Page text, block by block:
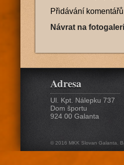
Přidávání
Návrat na
Adresa
Ul. Kpt. Nálepku 737
Dom športu
924 00 Galanta
© 2016 MKK Slovan Galanta.